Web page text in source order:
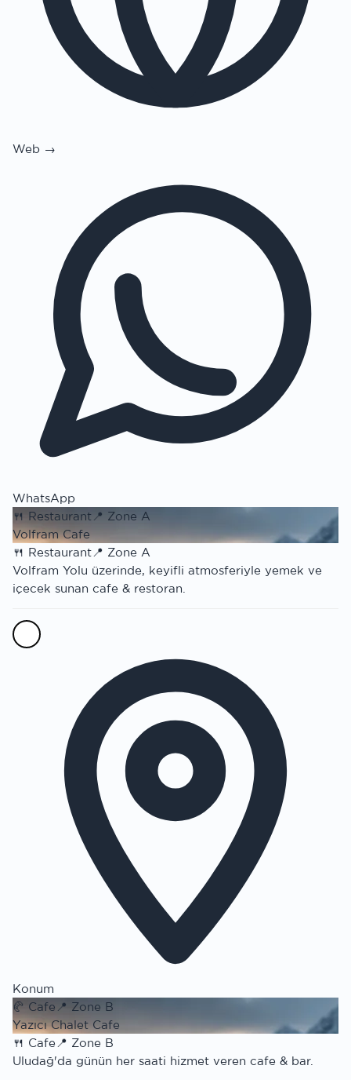
Web →
WhatsApp
🍴 Restaurant 📍 Zone A
Volfram Cafe
🍴 Restaurant📍 Zone A
Volfram Yolu üzerinde, keyifli atmosferiyle yemek ve
içecek sunan cafe & restoran.
Konum
🥐 Cafe 📍 Zone B
Yazıcı Chalet Cafe
🍴 Cafe📍 Zone B
Uludağ'da günün her saati hizmet veren cafe & bar.